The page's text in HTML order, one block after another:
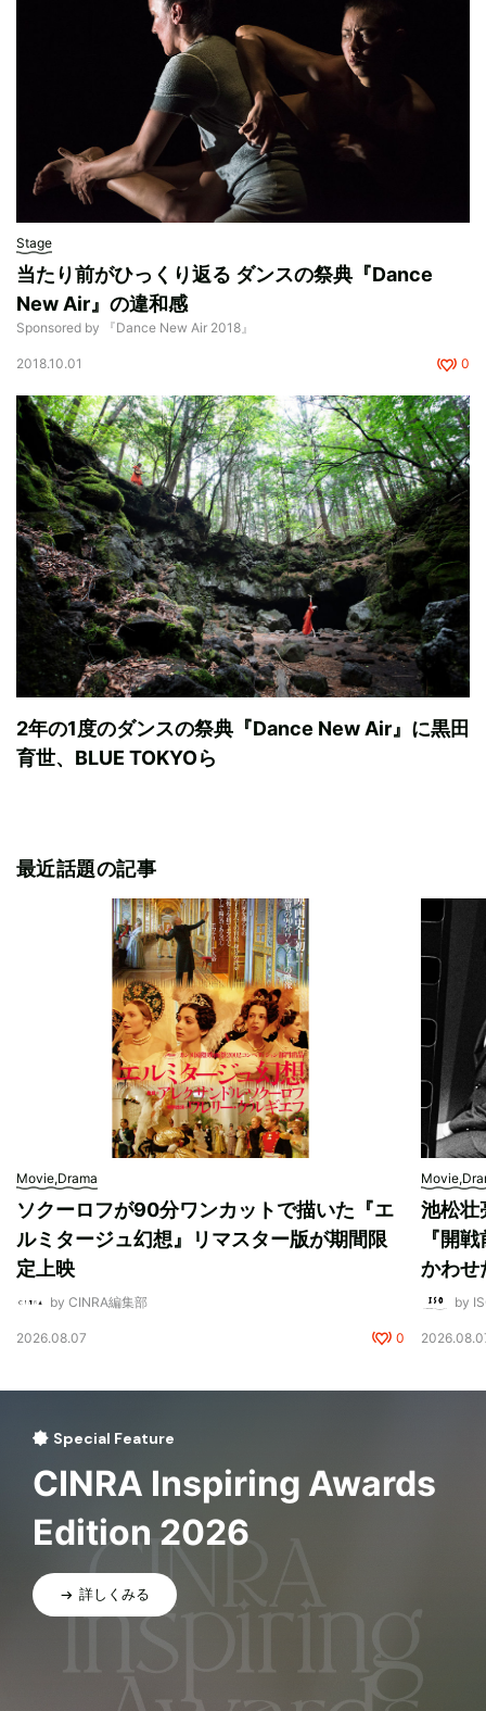
Stage
当たり前がひっくり返る ダンスの祭典『Dance
New Air』の違和感
Sponsored by 『Dance New Air 2018』
2018.10.01 0
2年の1度のダンスの祭典『Dance New Air』に黒田
育世、BLUE TOKYOら
最近話題の記事
Movie,Drama
ソクーロフが90分ワンカットで描いた『エ
ルミタージュ幻想』リマスター版が期間限
定上映
by CINRA編集部
2026.08.07 0
池松壮
『開
かわせ
by
Special Feature
CINRA Inspiring Awards
Edition 2026
詳しくみる